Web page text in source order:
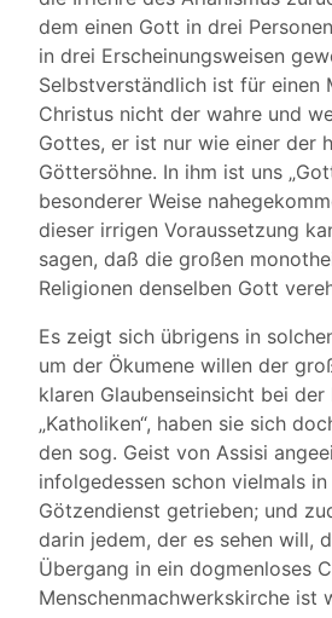
dem einen Gott in drei
in drei Erscheinungsweisen
Selbstverständlich ist für einen
Christus nicht der wahre und
Gottes, er ist nur wie einer der
Göttersöhne. In ihm ist uns
besonderer Weise
dieser irrigen Voraussetzung
sagen, daß die großen
Religionen denselben Gott
Es zeigt sich übrigens in
um der Ökumene willen der
klaren Glaubenseinsicht bei
„Katholiken“, haben sie sich
den sog. Geist von Assisi
infolgedessen schon vielmals
Götzendienst getrieben; und
darin jedem, der es sehen will,
Übergang in ein dogmenloses
Menschenmachwerkskirche ist